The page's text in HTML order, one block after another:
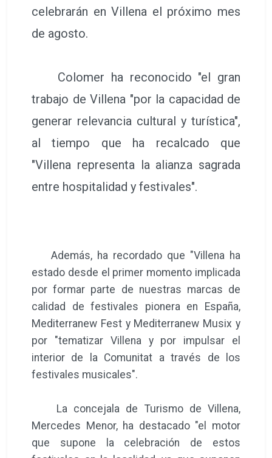
celebrarán en Villena el próximo mes
de agosto.
Colomer ha reconocido "el gran
trabajo de Villena "por la capacidad de
generar relevancia cultural y turística",
al tiempo que ha recalcado que
"Villena representa la alianza sagrada
entre hospitalidad y festivales".
Además, ha recordado que "Villena ha
estado desde el primer momento implicada
por formar parte de nuestras marcas de
calidad de festivales pionera en España,
Mediterranew Fest y Mediterranew Musix y
por "tematizar Villena y por impulsar el
interior de la Comunitat a través de los
festivales musicales".
La concejala de Turismo de Villena,
Mercedes Menor, ha destacado "el motor
que supone la celebración de estos